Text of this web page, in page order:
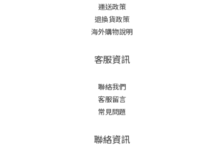
運送政策
退換貨政策
海外購物說明
客服資訊
聯絡我們
客服留言
常見問題
聯絡資訊